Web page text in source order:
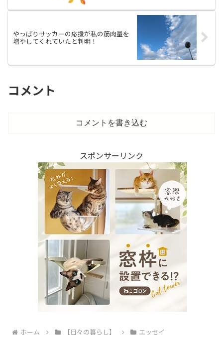
やっぱりサッカーの応援が私の筋肉量を
増やしてくれていたと判明！
コメント
コメントを書き込む
スポンサーリンク
ホーム 【日々の暮らし】 エッセイ